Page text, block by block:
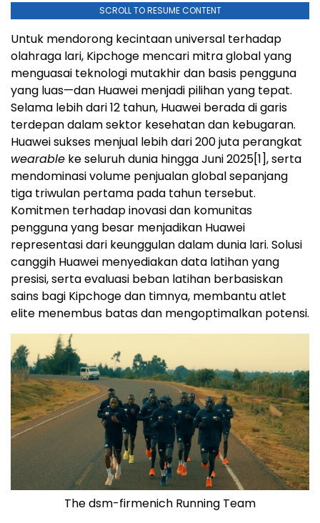
SCROLL TO RESUME CONTENT
Untuk mendorong kecintaan universal terhadap
olahraga lari, Kipchoge mencari mitra global yang
menguasai teknologi mutakhir dan basis pengguna
yang luas—dan Huawei menjadi pilihan yang tepat.
Selama lebih dari 12 tahun, Huawei berada di garis
terdepan dalam sektor kesehatan dan kebugaran.
Huawei sukses menjual lebih dari 200 juta perangkat
wearable ke seluruh dunia hingga Juni 2025[1], serta
mendominasi volume penjualan global sepanjang
tiga triwulan pertama pada tahun tersebut.
Komitmen terhadap inovasi dan komunitas
pengguna yang besar menjadikan Huawei
representasi dari keunggulan dalam dunia lari. Solusi
canggih Huawei menyediakan data latihan yang
presisi, serta evaluasi beban latihan berbasiskan
sains bagi Kipchoge dan timnya, membantu atlet
elite menembus batas dan mengoptimalkan potensi.
The dsm-firmenich Running Team